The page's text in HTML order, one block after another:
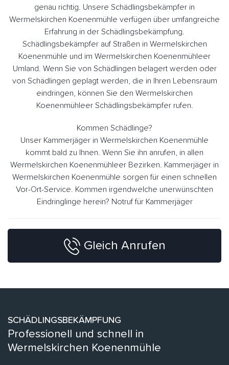
genau richtig. Unsere Schädlingsbekämpfer in
Wermelskirchen Koenenmühle verfügen über umfangreiche
Erfahrung in der Schädlingsbekämpfung.
Schädlingsbekämpfer auf Straßen in Wermelskirchen
Koenenmühle und im Wermelskirchen Koenenmühleer
Umland. Wenn Sie von Schädlingen belagert werden oder
von Schädlingen geplagt werden, die in Ihren Lebensraum
eindringen, können Sie den Wermelskirchen
Koenenmühleer Schädlingsbekämpfer rufen.
Kommen Schädlinge?
Unser Kammerjäger in Wermelskirchen Koenenmühle
kommt bald zu Ihnen. Wenn Sie ihn anrufen, in allen
Wermelskirchen Koenenmühleer Bezirken. Kammerjäger in
Wermelskirchen Koenenmühle sorgen für einen schnellen
Vor-Ort-Service. Kommen irgendwelche unerwünschten
Eindringlinge herein? Notruf für Kammerjäger
Gleich Anrufen
SCHÄDLINGSBEKÄMPFUNG
Professionell und schnell in
Wermelskirchen Koenenmühle